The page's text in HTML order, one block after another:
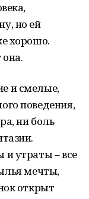
но ей
хорошо.
и смелые,
поведения,
ни боль
и утраты – все
мечты,
открыт